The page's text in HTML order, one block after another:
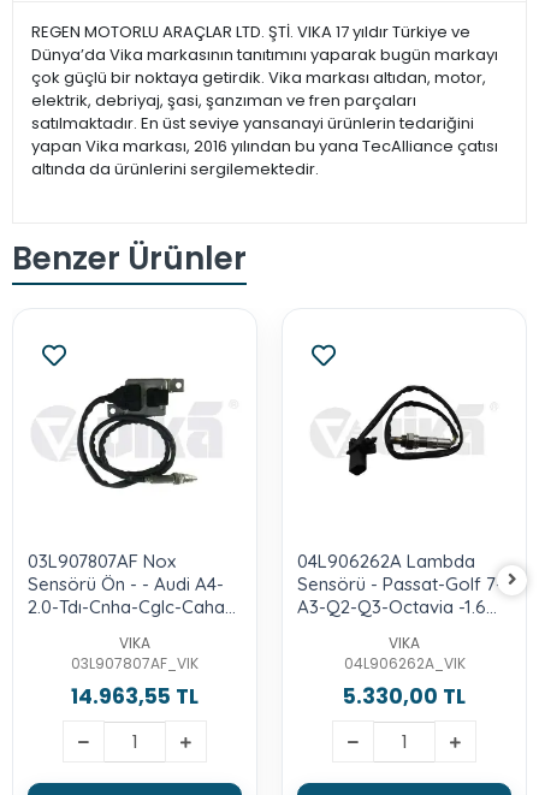
REGEN MOTORLU ARAÇLAR LTD. ŞTİ. VIKA 17 yıldır Türkiye ve
Dünya’da Vika markasının tanıtımını yaparak bugün markayı
çok güçlü bir noktaya getirdik. Vika markası altıdan, motor,
elektrik, debriyaj, şasi, şanzıman ve fren parçaları
satılmaktadır. En üst seviye yansanayi ürünlerin tedariğini
yapan Vika markası, 2016 yılından bu yana TecAlliance çatısı
altında da ürünlerini sergilemektedir.
Benzer Ürünler
03L907807AF Nox
Sensörü Ön - - Audi A4-
2.0-Tdı-Cnha-Cglc-Caha-
VIKA
03L907807AF_VIK
14.963,55 TL
04L906262A Lambda
Sensörü - Passat-Golf 7-
A3-Q2-Q3-Octavia -1.6
VIKA
04L906262A_VIK
5.330,00 TL